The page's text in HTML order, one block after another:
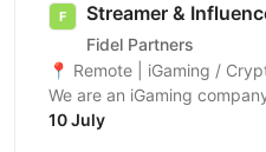
Streamer &
Fidel Partners
📍 Remote | iGaming / Crypto ABOUT THE
We are an iGaming
experience and a team of
10 July